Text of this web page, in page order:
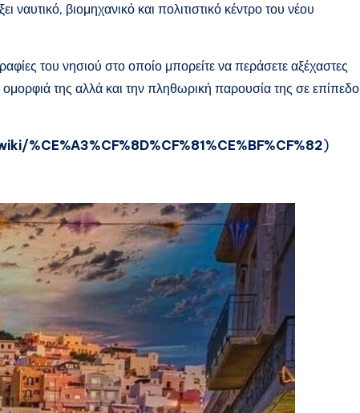
ναυτικό, βιομηχανικό και πολιτιστικό κέντρο του νέου
του νησιού στο οποίο μπορείτε να περάσετε αξέχαστες
της αλλά και την πληθωρική παρουσία της σε επίπεδο
%CE%A3%CF%8D%CF%81%CE%BF%CF%82)